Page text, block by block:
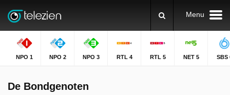
Menu
NPO 1 NPO 2 NPO 3 RTL 4 RTL 5 NET 5 SBS
De Bondgenoten